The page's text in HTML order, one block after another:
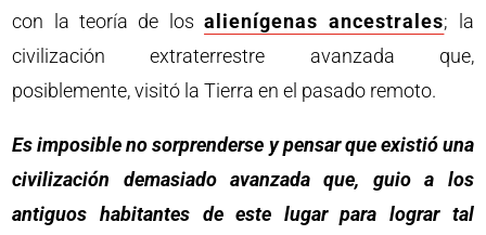
con la teoría de losalienígenas ancestrales; la
civilización extraterrestre avanzada que,
posiblemente, visitó la Tierra en el pasado remoto.
Es imposible no sorprenderse y pensar que existió una
civilización demasiado avanzada que, guio a los
antiguos habitantes de este lugar para lograr tal